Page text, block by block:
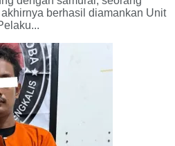
berhasil diamankan Unit